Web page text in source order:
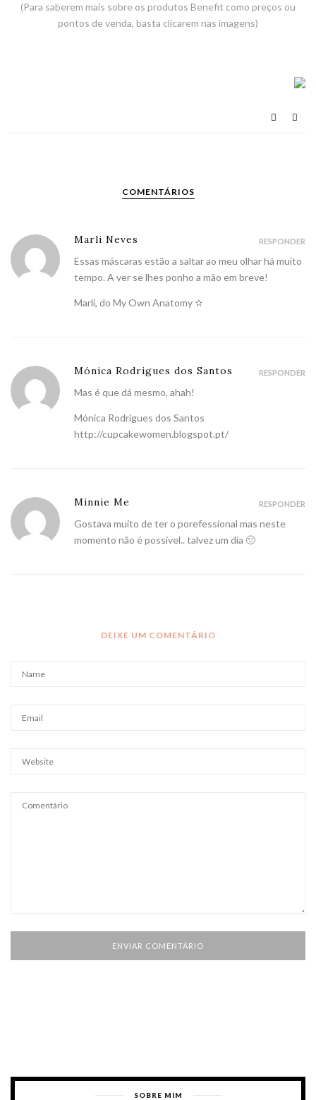
(Para saberem mais sobre os produtos Benefit como preços ou
pontos de venda, basta clicarem nas imagens)
COMENTÁRIOS
Marli Neves
Essas máscaras estão a saltar ao meu olhar há muito
tempo. A ver se lhes ponho a mão em breve!
Marli, do My Own Anatomy ✫
RESPONDER
Mónica Rodrigues dos Santos
Mas é que dá mesmo, ahah!
Mónica Rodrigues dos Santos
http://cupcakewomen.blogspot.pt/
RESPONDER
Minnie Me
Gostava muito de ter o porefessional mas neste
momento não é possível.. talvez um dia 🙁
RESPONDER
DEIXE UM COMENTÁRIO
SOBRE MIM